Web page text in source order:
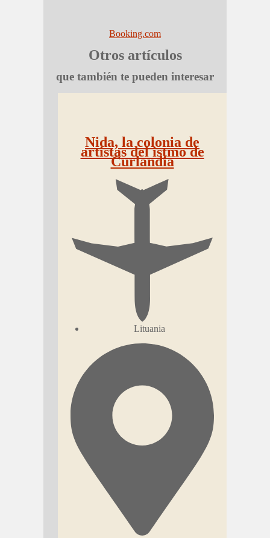
Booking.com
Otros artículos
que también te pueden interesar
Nida, la colonia de
artistas del istmo de
Curlandia
Lituania